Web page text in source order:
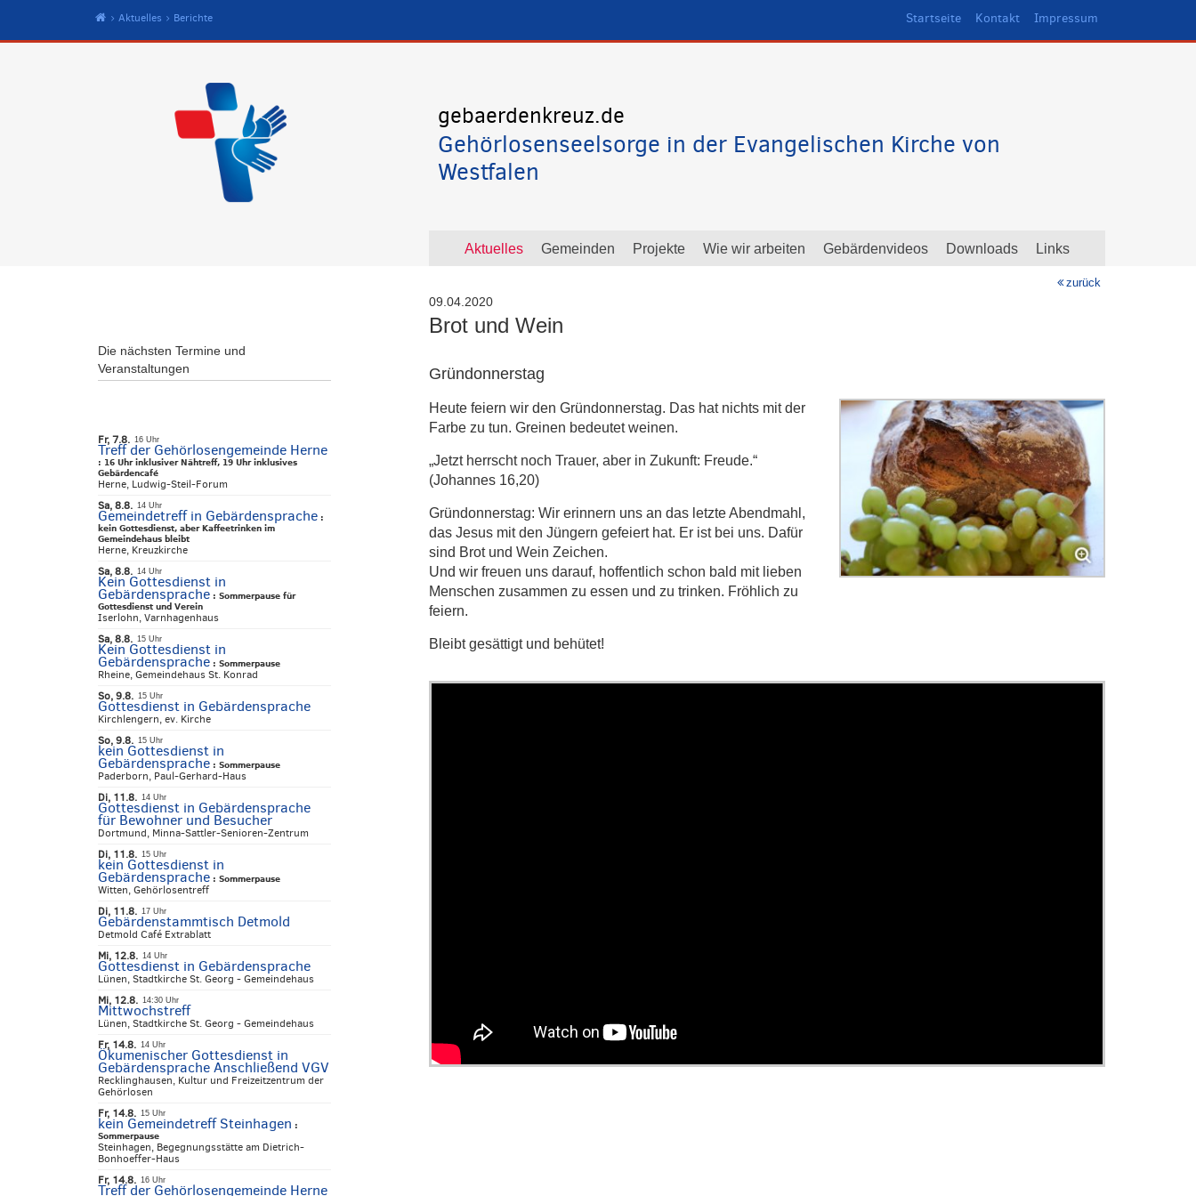
Start
Aktuelles Berichte Startseite Kontakt Impressum
gebaerdenkreuz.de
Gehörlosenseelsorge in der Evangelischen Kirche von
Westfalen
Aktuelles Gemeinden Projekte Wie wir arbeiten Gebärdenvideos Downloads Links
zurück
09.04.2020
Brot und Wein
Gründonnerstag
Heute feiern wir den Gründonnerstag. Das hat nichts mit der
Farbe zu tun. Greinen bedeutet weinen.
„Jetzt herrscht noch Trauer, aber in Zukunft: Freude.“
(Johannes 16,20)
Gründonnerstag: Wir erinnern uns an das letzte Abendmahl,
das Jesus mit den Jüngern gefeiert hat. Er ist bei uns. Dafür
sind Brot und Wein Zeichen.
Und wir freuen uns darauf, hoffentlich schon bald mit lieben
Menschen zusammen zu essen und zu trinken. Fröhlich zu
feiern.
Bleibt gesättigt und behütet!
Die nächsten Termine und
Veranstaltungen
Fr, 7.8. 16 Uhr
Treff der Gehörlosengemeinde Herne
: 16 Uhr inklusiver Nähtreff, 19 Uhr inklusives
Gebärdencafé
Herne, Ludwig-Steil-Forum
Sa, 8.8. 14 Uhr
Gemeindetreff in Gebärdensprache:
kein Gottesdienst, aber Kaffeetrinken im
Gemeindehaus bleibt
Herne, Kreuzkirche
Sa, 8.8. 14 Uhr
Kein Gottesdienst in
Gebärdensprache: Sommerpause für
Gottesdienst und Verein
Iserlohn, Varnhagenhaus
Sa, 8.8. 15 Uhr
Kein Gottesdienst in
Gebärdensprache: Sommerpause
Rheine, Gemeindehaus St. Konrad
So, 9.8. 15 Uhr
Gottesdienst in Gebärdensprache
Kirchlengern, ev. Kirche
So, 9.8. 15 Uhr
kein Gottesdienst in
Gebärdensprache: Sommerpause
Paderborn, Paul-Gerhard-Haus
Di, 11.8. 14 Uhr
Gottesdienst in Gebärdensprache
für Bewohner und Besucher
Dortmund, Minna-Sattler-Senioren-Zentrum
Di, 11.8. 15 Uhr
kein Gottesdienst in
Gebärdensprache: Sommerpause
Witten, Gehörlosentreff
Di, 11.8. 17 Uhr
Gebärdenstammtisch Detmold
Detmold Café Extrablatt
Mi, 12.8. 14 Uhr
Gottesdienst in Gebärdensprache
Lünen, Stadtkirche St. Georg - Gemeindehaus
Mi, 12.8. 14:30 Uhr
Mittwochstreff
Lünen, Stadtkirche St. Georg - Gemeindehaus
Fr, 14.8. 14 Uhr
Ökumenischer Gottesdienst in
Gebärdensprache Anschließend VGV
Recklinghausen, Kultur und Freizeitzentrum der
Gehörlosen
Fr, 14.8. 15 Uhr
kein Gemeindetreff Steinhagen :
Sommerpause
Steinhagen, Begegnungsstätte am Dietrich-
Bonhoeffer-Haus
Fr, 14.8. 16 Uhr
Treff der Gehörlosengemeinde Herne